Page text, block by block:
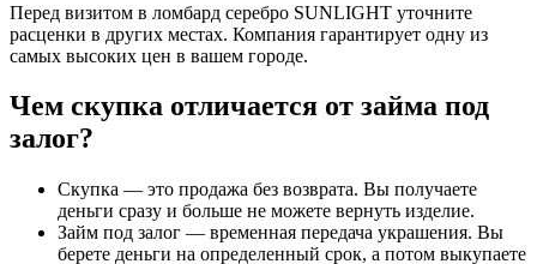
Перед визитом в ломбард серебро SUNLIGHT уточните
расценки в других местах. Компания гарантирует одну из
самых высоких цен в вашем городе.
Чем скупка отличается от займа под
залог?
Скупка — это продажа без возврата. Вы получаете
деньги сразу и больше не можете вернуть изделие.
Займ под залог — временная передача украшения. Вы
берете деньги на определенный срок, а потом выкупаете